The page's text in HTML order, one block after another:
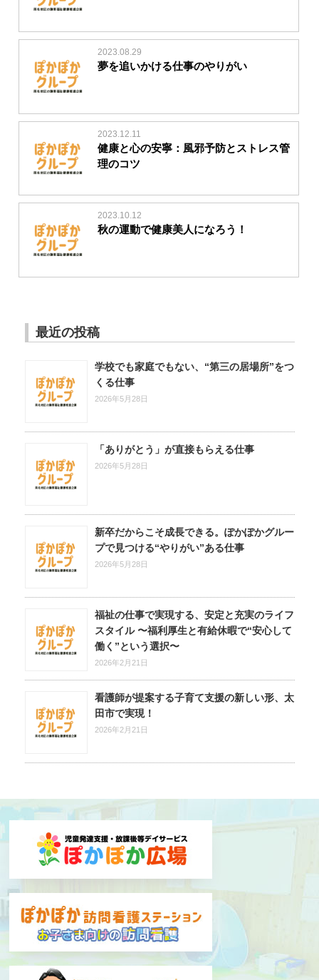
2023.08.29
夢を追いかける仕事のやりがい
2023.12.11
健康と心の安寧：風邪予防とストレス管
理のコツ
2023.10.12
秋の運動で健康美人になろう！
最近の投稿
学校でも家庭でもない、“第三の居場所”をつ
くる仕事
2026年5月28日
「ありがとう」が直接もらえる仕事
2026年5月28日
新卒だからこそ成長できる。ぽかぽかグルー
プで見つける“やりがい”ある仕事
2026年5月28日
福祉の仕事で実現する、安定と充実のライフ
スタイル 〜福利厚生と有給休暇で“安心して
働く”という選択〜
2026年2月21日
看護師が提案する子育て支援の新しい形、太
田市で実現！
2026年2月21日